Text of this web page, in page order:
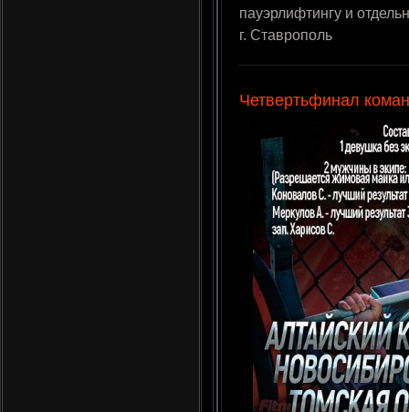
пауэрлифтингу и
г. Ставрополь
Четвертьфинал